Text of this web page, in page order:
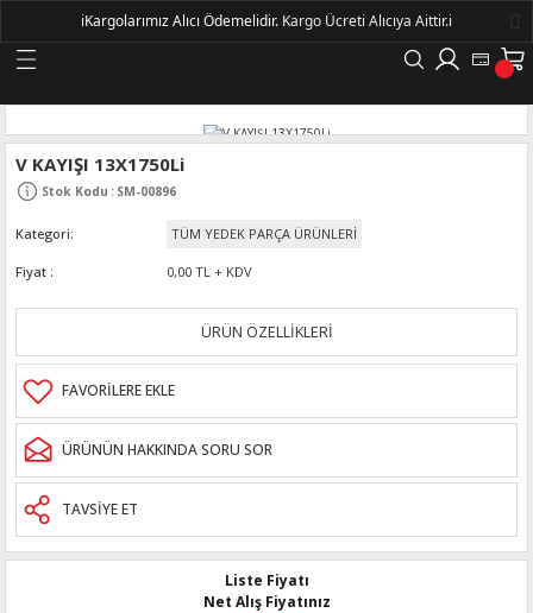
Geri Dön
KASNAKLI ALTERNATÖRLER - 1500
V KAYIŞI 13X1750Li
Stok Kodu : SM-00896
Kategori TÜM YEDEK PARÇA ÜRÜNLERİ
Fiyat 0,00 TL + KDV
ÜRÜN ÖZELLİKLERİ
ÜRÜNÜN HAKKINDA SORU SOR
TAVSİYE ET
Liste Fiyatı
Net Alış Fiyatınız
ℹ️Kargolarımız Alıcı Ödemelidir. Kargo Ücreti Alıcıya Aittir.ℹ️